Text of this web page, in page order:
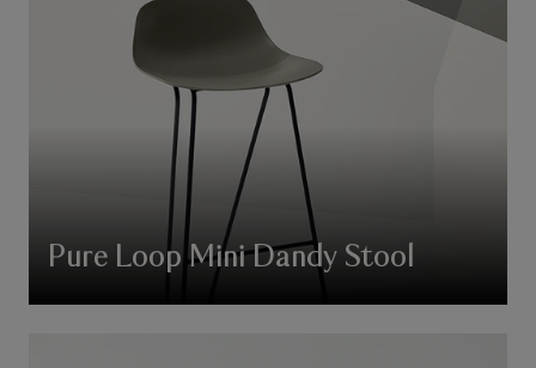
Pure Loop Mini Dandy Stool